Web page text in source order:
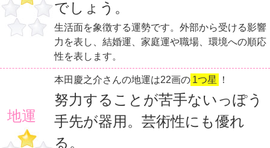
でしょう。
生活面を象徴する運勢です。外部から受ける影響
力を表し、結婚運、家庭運や職場、環境への順応
性を表します。
地運
本田慶之介さんの地運は22画の 1つ星 ！
努力することが苦手ないっぽう
手先が器用。芸術性にも優れ
る。